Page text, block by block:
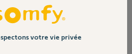
a me reconnecter ?
votre vie privée